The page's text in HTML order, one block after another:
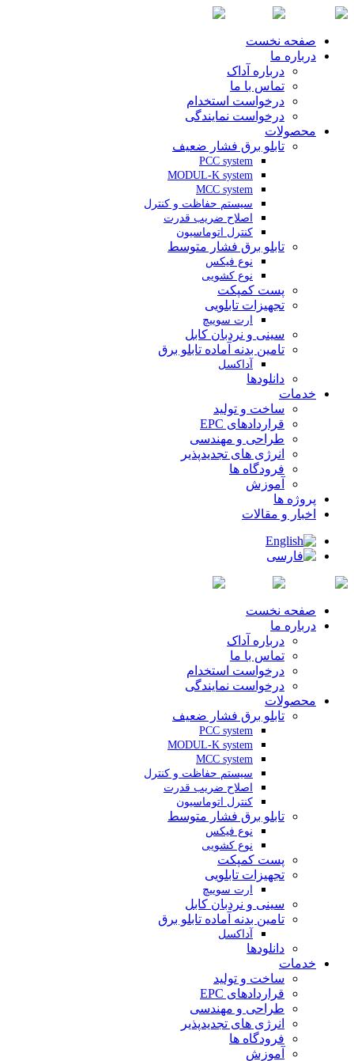
صفحه نخست
درباره ما
درباره آداک
تماس با ما
درخواست استخدام
درخواست نمایندگی
محصولات
تابلو برق فشار ضعیف
PCC system
MODUL-K system
MCC system
سیستم حفاظت و کنترل
اصلاح ضریب قدرت
کنترل اتوماسیون
تابلو برق فشار متوسط
نوع فیکس
نوع کشویی
پست کمپکت
تجهیزات تابلویی
ارت سوییچ
سینی و نردبان کابل
تامین بدنه آماده تابلو برق
آداکسل
دانلودها
خدمات
ساخت و تولید
قراردادهای EPC
طراحی و مهندسی
انرژی های تجدیدپذیر
فرودگاه ها
آموزش
پروژه ها
اخبار و مقالات
صفحه نخست
درباره ما
درباره آداک
تماس با ما
درخواست استخدام
درخواست نمایندگی
محصولات
تابلو برق فشار ضعیف
PCC system
MODUL-K system
MCC system
سیستم حفاظت و کنترل
اصلاح ضریب قدرت
کنترل اتوماسیون
تابلو برق فشار متوسط
نوع فیکس
نوع کشویی
پست کمپکت
تجهیزات تابلویی
ارت سوییچ
سینی و نردبان کابل
تامین بدنه آماده تابلو برق
آداکسل
دانلودها
خدمات
ساخت و تولید
قراردادهای EPC
طراحی و مهندسی
انرژی های تجدیدپذیر
فرودگاه ها
آموزش